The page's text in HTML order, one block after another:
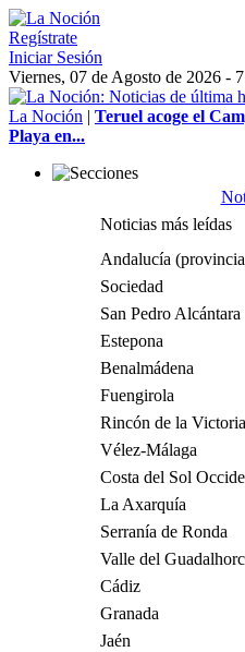
Regístrate
Iniciar Sesión
Viernes, 07 de Agosto de 2026 -
La Noción | Teruel acoge el
Playa en...
Noticias más leídas
Andalucía
Sociedad
San Pedro Alcántara
Estepona
Benalmádena
Fuengirola
Rincón de la Victoria
Vélez-Málaga
Costa del Sol
La Axarquía
Serranía de Ronda
Valle del
Cádiz
Granada
Jaén